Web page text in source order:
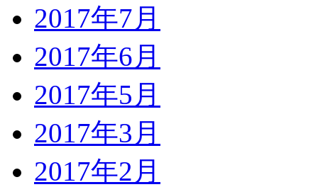
2017年7月
2017年6月
2017年5月
2017年3月
2017年2月